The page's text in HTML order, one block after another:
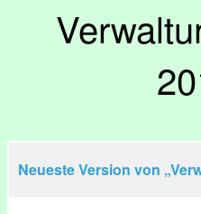
Neueste Version von